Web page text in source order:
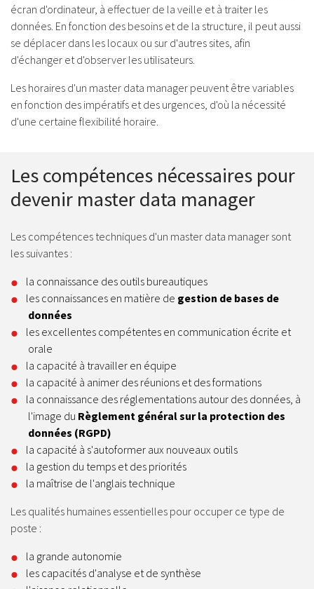
écran d'ordinateur, à effectuer de la veille et à traiter les
données. En fonction des besoins et de la structure, il peut aussi
se déplacer dans les locaux ou sur d'autres sites, afin
d'échanger et d'observer les utilisateurs.
Les horaires d'un master data manager peuvent être variables
en fonction des impératifs et des urgences, d'où la nécessité
d'une certaine flexibilité horaire.
Les compétences nécessaires pour
devenir master data manager
Les compétences techniques d'un master data manager sont
les suivantes :
la connaissance des outils bureautiques
les connaissances en matière de gestion de bases de
données
les excellentes compétentes en communication écrite et
orale
la capacité à travailler en équipe
la capacité à animer des réunions et des formations
la connaissance des réglementations autour des données, à
l'image du Règlement général sur la protection des
données (RGPD)
la capacité à s'autoformer aux nouveaux outils
la gestion du temps et des priorités
la maîtrise de l'anglais technique
Les qualités humaines essentielles pour occuper ce type de
poste :
la grande autonomie
les capacités d'analyse et de synthèse